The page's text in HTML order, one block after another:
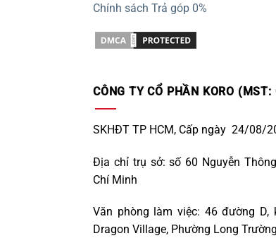
Chính sách Trả góp 0%
CÔNG TY CỔ PHẦN KORO
SKHĐT TP HCM, Cấp ngày 24/08/
Địa chỉ trụ sở: số 60 Nguyễn
Chí Minh
Văn phòng làm việc: 46 đường
Dragon Village, Phường Long